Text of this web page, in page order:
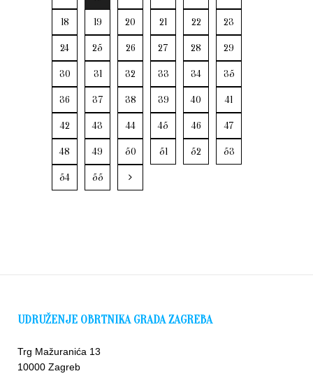
18 19 20 21 22 23
24 25 26 27 28 29
30 31 32 33 34 35
36 37 38 39 40 41
42 43 44 45 46 47
48 49 50 51 52 53
54 55
UDRUŽENJE OBRTNIKA GRADA ZAGREBA
Trg Mažuranića 13
10000 Zagreb